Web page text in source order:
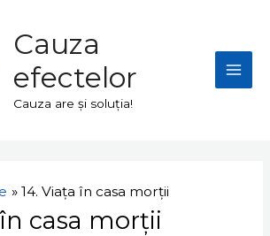
Cauza
efectelor
Cauza are și soluția!
14. Viața în casa morții
casa morții